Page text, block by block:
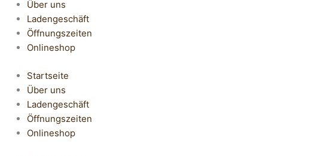
Über uns
Ladengeschäft
Öffnungszeiten
Onlineshop
Startseite
Über uns
Ladengeschäft
Öffnungszeiten
Onlineshop